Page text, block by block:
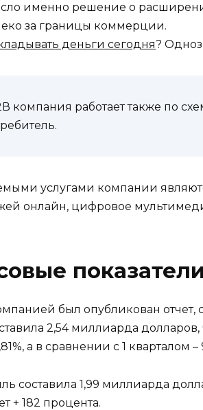
именно решение о
за границы коммерции.
деньги сегодня?
компания работает также по
услугами компании
онлайн, цифровое
показатели
был опубликован отчет,
2,54 миллиарда
а в сравнении с 1 кварталом –
составила 1,99 миллиарда
+ 182 процента.